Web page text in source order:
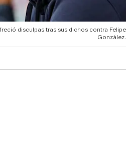
disculpas tras sus dichos contra Felipe
González.